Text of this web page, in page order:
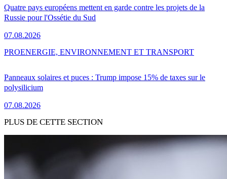
Quatre pays européens mettent en garde contre les projets de la
Russie pour l'Ossétie du Sud
07.08.2026
Panneaux solaires et puces : Trump impose 15% de taxes sur le
polysilicium
07.08.2026
PROENERGIE, ENVIRONNEMENT ET TRANSPORT
PLUS DE CETTE SECTION